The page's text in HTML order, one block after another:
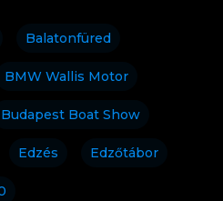
Balatonfüred
BMW Wallis Motor
Budapest Boat Show
Edzés Edzőtábor